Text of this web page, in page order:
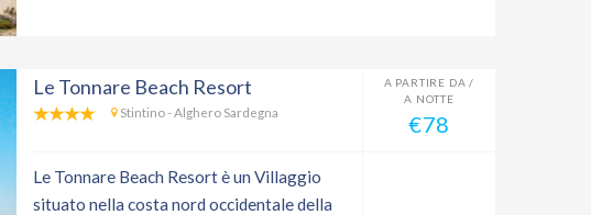
Le Tonnare Beach Resort
Stintino - Alghero Sardegna
A PARTIRE DA /
A NOTTE
€78
Le Tonnare Beach Resort è un Villaggio
situato nella costa nord occidentale della